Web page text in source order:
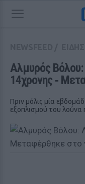
Αλμυρός
14χρονης ‑
Πριν μόλις μία
εξοπλισμού του λούνα